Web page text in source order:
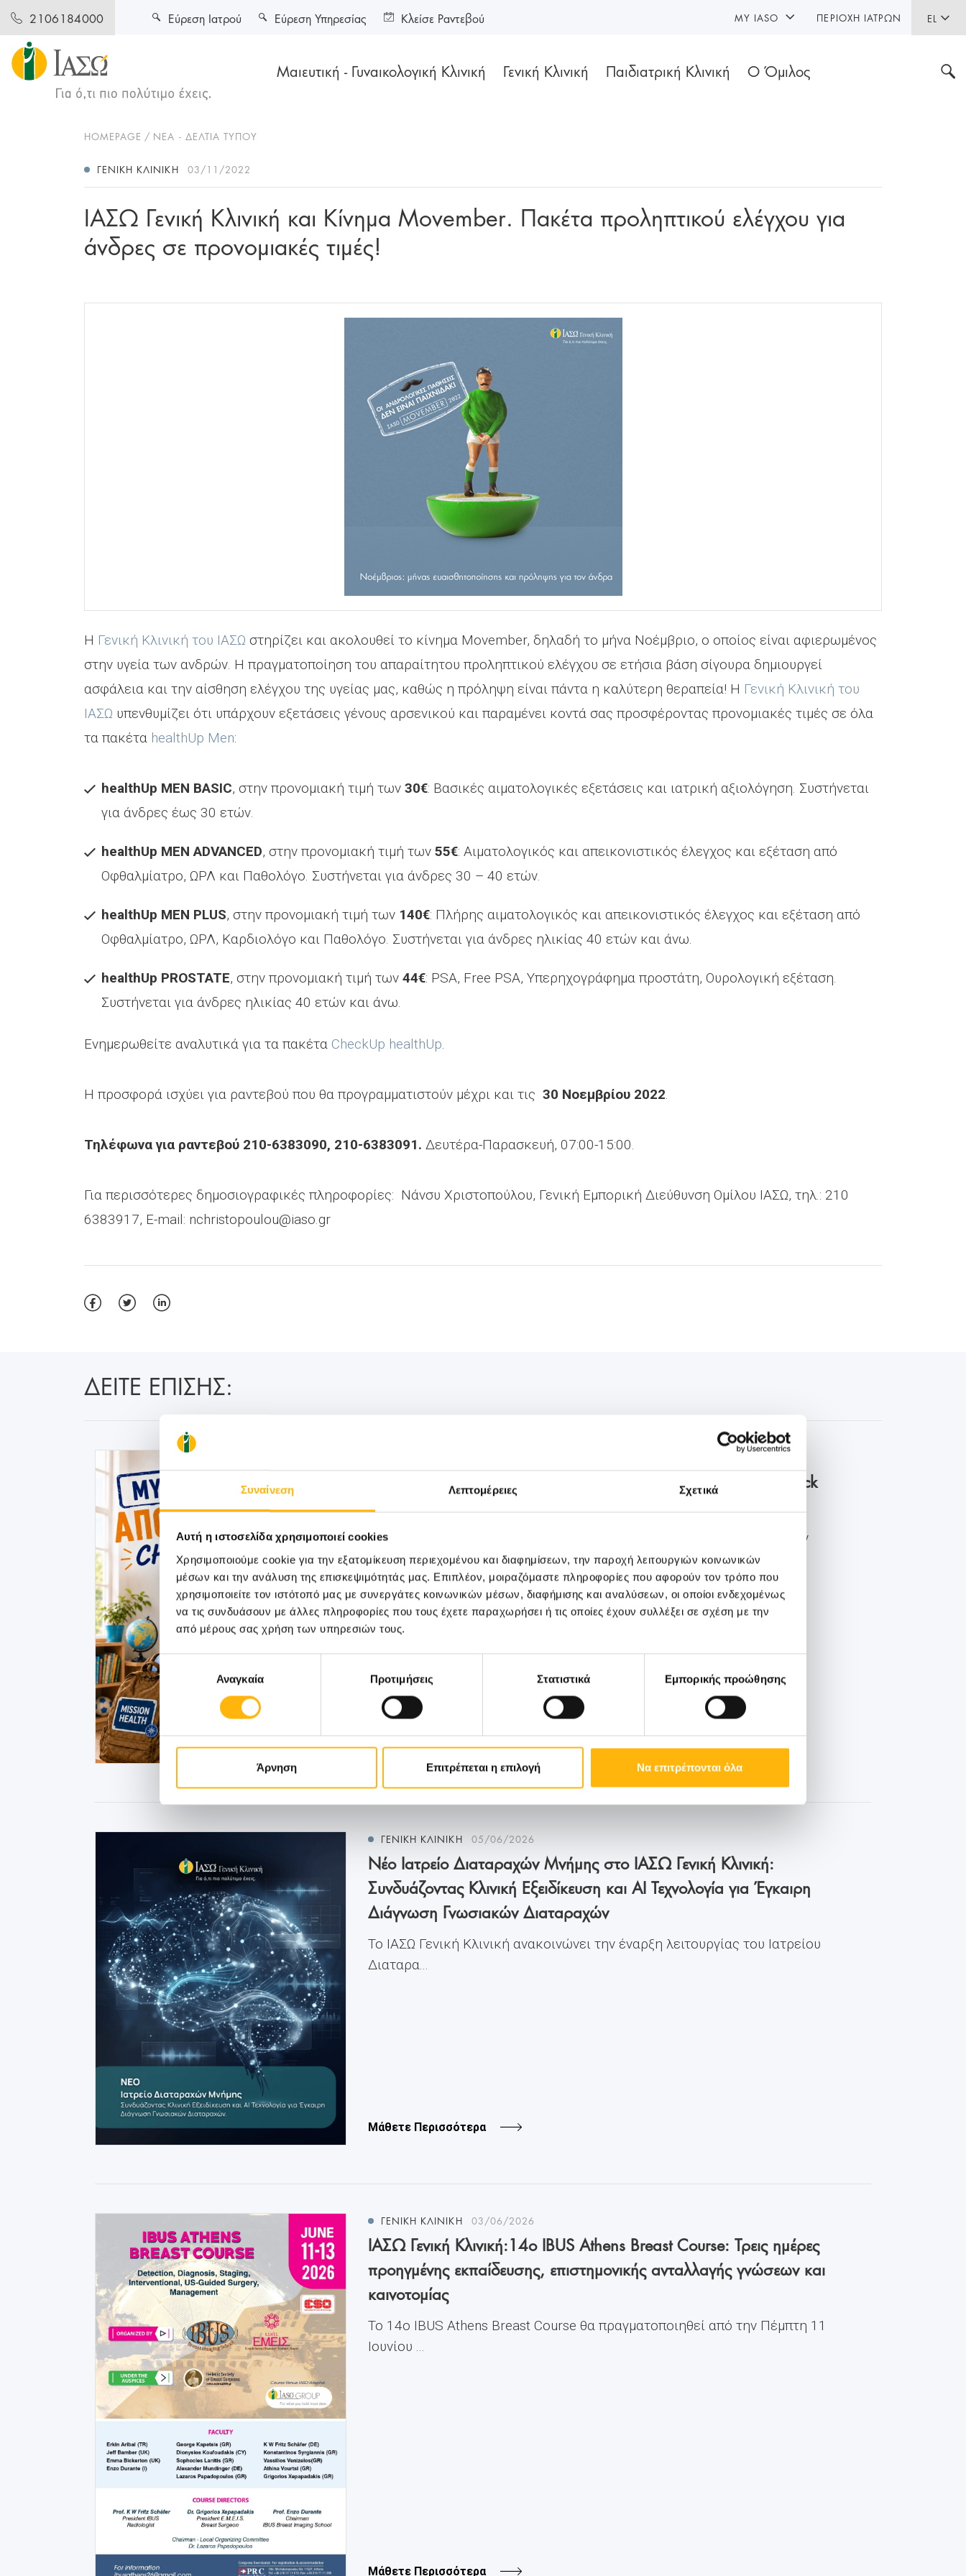
Συναίνεση Λεπτομέρειες Σχετικά
Αυτή η ιστοσελίδα χρησιμοποιεί cookies
Χρησιμοποιούμε cookie για την εξατομίκευση περιεχομένου και διαφημίσεων, την παροχή λειτουργιών κοινωνικών
μέσων και την ανάλυση της επισκεψιμότητάς μας. Επιπλέον, μοιραζόμαστε πληροφορίες που αφορούν τον τρόπο που
χρησιμοποιείτε τον ιστότοπό μας με συνεργάτες κοινωνικών μέσων, διαφήμισης και αναλύσεων, οι οποίοι ενδεχομένως
να τις συνδυάσουν με άλλες πληροφορίες που τους έχετε παραχωρήσει ή τις οποίες έχουν συλλέξει σε σχέση με την
από μέρους σας χρήση των υπηρεσιών τους.
Επιλογή
συγκατάθεσηςΑναγκαία Προτιμήσεις Στατιστικά Εμπορικής προώθησης
Άρνηση Επιτρέπεται η επιλογή Να επιτρέπονται όλα
2106184000 EL
Μαιευτική - Γυναικολογική Κλινική Γενική Κλινική Παιδιατρική Κλινική Ο Όμιλος
Εύρεση Ιατρού Εύρεση Υπηρεσίας Κλείσε Ραντεβού MY IASO ΠΕΡΙΟΧΉ ΙΑΤΡΏΝ
HOMEPAGE ΝΕΑ - ΔΕΛΤΙΑ ΤΥΠΟΥ
ΓΕΝΙΚΉ ΚΛΙΝΙΚΉ 03/11/2022
ΙΑΣΩ Γενική Κλινική και Κίνημα Μovember. Πακέτα προληπτικού ελέγχου για
άνδρες σε προνομιακές τιμές!
H Γενική Κλινική του ΙΑΣΩ στηρίζει και ακολουθεί το κίνημα Movember, δηλαδή το μήνα Νοέμβριο, ο οποίος είναι αφιερωμένος
στην υγεία των ανδρών. Η πραγματοποίηση του απαραίτητου προληπτικού ελέγχου σε ετήσια βάση σίγουρα δημιουργεί
ασφάλεια και την αίσθηση ελέγχου της υγείας μας, καθώς η πρόληψη είναι πάντα η καλύτερη θεραπεία! Η Γενική Κλινική του
ΙΑΣΩ υπενθυμίζει ότι υπάρχουν εξετάσεις γένους αρσενικού και παραμένει κοντά σας προσφέροντας προνομιακές τιμές σε όλα
τα πακέτα healthUp Μen:
healthUp MEN BASIC, στην προνομιακή τιμή των 30€: Βασικές αιματολογικές εξετάσεις και ιατρική αξιολόγηση. Συστήνεται
για άνδρες έως 30 ετών.
healthUp MEN ADVANCED, στην προνομιακή τιμή των 55€: Αιματολογικός και απεικονιστικός έλεγχος και εξέταση από
Οφθαλμίατρο, ΩΡΛ και Παθολόγο. Συστήνεται για άνδρες 30 – 40 ετών.
healthUp MEN PLUS, στην προνομιακή τιμή των 140€: Πλήρης αιματολογικός και απεικονιστικός έλεγχος και εξέταση από
Οφθαλμίατρο, ΩΡΛ, Καρδιολόγο και Παθολόγο. Συστήνεται για άνδρες ηλικίας 40 ετών και άνω.
healthUp PROSTATE, στην προνομιακή τιμή των 44€: PSA, Free PSA, Υπερηχογράφημα προστάτη, Ουρολογική εξέταση.
Συστήνεται για άνδρες ηλικίας 40 ετών και άνω.
Ενημερωθείτε αναλυτικά για τα πακέτα CheckUp healthUp.
Η προσφορά ισχύει για ραντεβού που θα προγραμματιστούν μέχρι και τις 30 Νοεμβρίου 2022.
Τηλέφωνα για ραντεβού 210-6383090, 210-6383091. Δευτέρα-Παρασκευή, 07:00-15:00.
Για περισσότερες δημοσιογραφικές πληροφορίες: Νάνσυ Χριστοπούλου, Γενική Εμπορική Διεύθυνση Ομίλου ΙΑΣΩ, τηλ.: 210
6383917, E-mail: nchristopoulou@iaso.gr
ΔΕΙΤΕ ΕΠΙΣΗΣ:
ΙΑΣΩ: Στο επίκεντρο η πρόληψη με ολοκληρωμένα πακέτα check
up για παιδιά
Τη σημασία της πρόληψης και του τακτικού προληπτικού ελέγχου στην
παιδική ηλικία αναδεικνύει η Παιδιατρική Κλινική ...
Μάθετε Περισσότερα
ΓΕΝΙΚΗ ΚΛΙΝΙΚΗ 05/06/2026
Νέο Ιατρείο Διαταραχών Μνήμης στο ΙΑΣΩ Γενική Κλινική:
Συνδυάζοντας Κλινική Εξειδίκευση και AI Τεχνολογία για Έγκαιρη
Διάγνωση Γνωσιακών Διαταραχών
Το ΙΑΣΩ Γενική Κλινική ανακοινώνει την έναρξη λειτουργίας του Ιατρείου
Διαταρα...
Μάθετε Περισσότερα
ΓΕΝΙΚΗ ΚΛΙΝΙΚΗ 03/06/2026
ΙΑΣΩ Γενική Κλινική:14ο IBUS Athens Breast Course: Τρεις ημέρες
προηγμένης εκπαίδευσης, επιστημονικής ανταλλαγής γνώσεων και
καινοτομίας
Το 14ο IBUS Athens Breast Course θα πραγματοποιηθεί από την Πέμπτη 11
Ιουνίου ...
Μάθετε Περισσότερα